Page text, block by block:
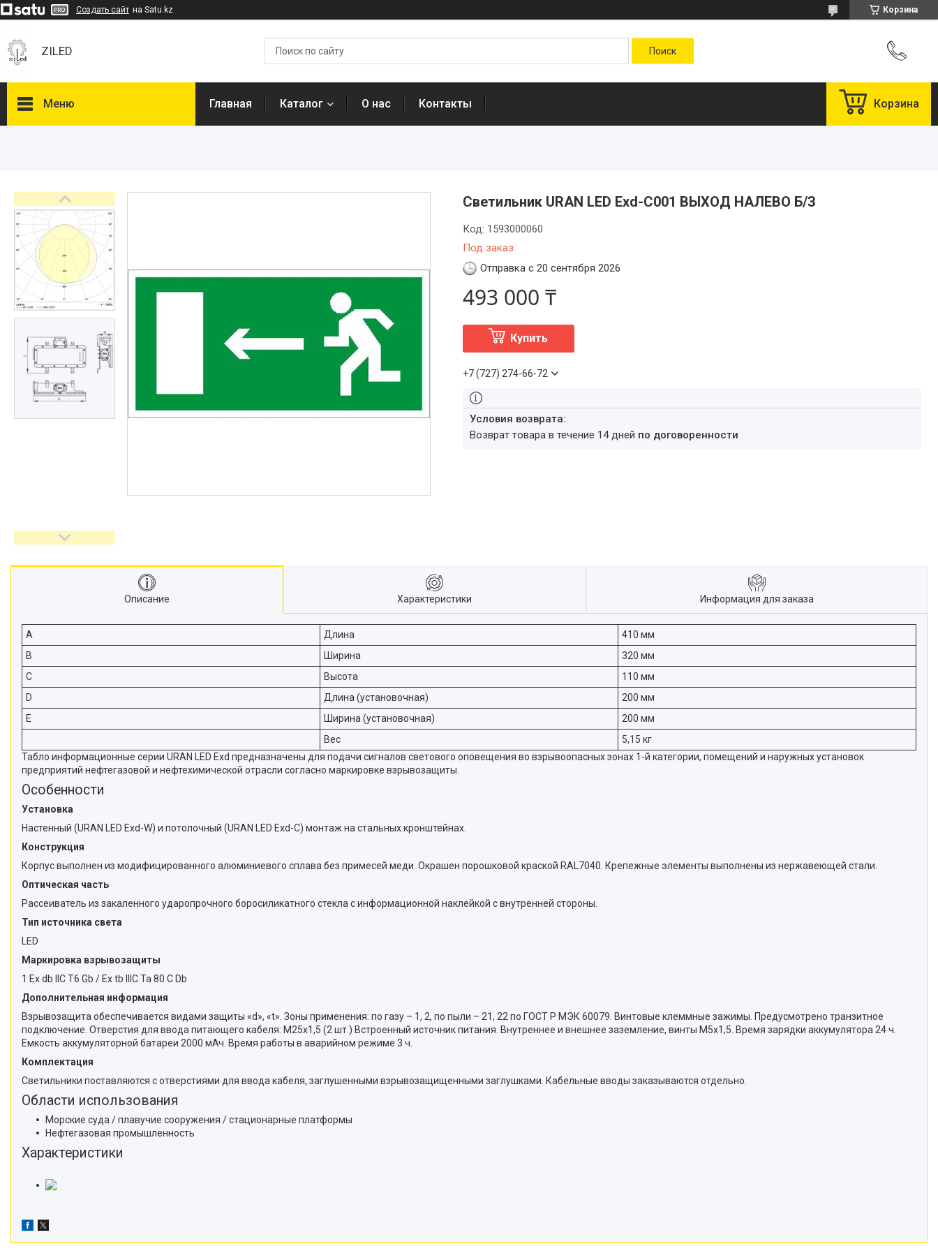
Создать сайт на Satu.kz Корзина
ZILED
Меню
ФАРЛАЙТ
АСТЗ
NLCO
INNOLUX
Отзывы
Главная Каталог О нас Контакты Корзина
Светильник URAN LED Exd-C001 ВЫХОД НАЛЕВО Б/З
Под заказ
Код: 1593000060
Отправка с 20 сентября 2026
493 000 ₸
Купить
+7 (727) 274-66-72
возврат товара в течение 14 дней по договоренности
Описание Характеристики Информация для заказа
A Длина
410 мм
B
Ширина
320 мм
C
Высота
110 мм
D
Длина (установочная)
200 мм
E
Ширина (установочная)
200 мм
Вес
5,15 кг
Табло информационные серии URAN LED Exd предназначены для подачи сигналов светового оповещения во взрывоопасных зонах 1-й категории, помещений и наружных установок
предприятий нефтегазовой и нефтехимической отрасли согласно маркировке взрывозащиты.
Особенности
Установка
Настенный (URAN LED Exd-W) и потолочный (URAN LED Exd-C) монтаж на стальных кронштейнах.
Конструкция
Корпус выполнен из модифицированного алюминиевого сплава без примесей меди. Окрашен порошковой краской RAL7040. Крепежные элементы выполнены из нержавеющей стали.
Оптическая часть
Рассеиватель из закаленного ударопрочного боросиликатного стекла с информационной наклейкой с внутренней стороны.
Тип источника света
LED
Маркировка взрывозащиты
1 Ex db IIC Т6 Gb / Ex tb IIIC Ta 80 С Db
Дополнительная информация
Взрывозащита обеспечивается видами защиты «d», «t». Зоны применения: по газу – 1, 2, по пыли – 21, 22 по ГОСТ Р МЭК 60079. Винтовые клеммные зажимы. Предусмотрено транзитное
подключение. Отверстия для ввода питающего кабеля: М25х1,5 (2 шт.) Встроенный источник питания. Внутреннее и внешнее заземление, винты М5х1,5. Время зарядки аккумулятора 24 ч.
Емкость аккумуляторной батареи 2000 мАч. Время работы в аварийном режиме 3 ч.
Комплектация
Светильники поставляются с отверстиями для ввода кабеля, заглушенными взрывозащищенными заглушками. Кабельные вводы заказываются отдельно.
Области использования
Морские суда / плавучие сооружения / стационарные платформы
Нефтегазовая промышленность
Характеристики